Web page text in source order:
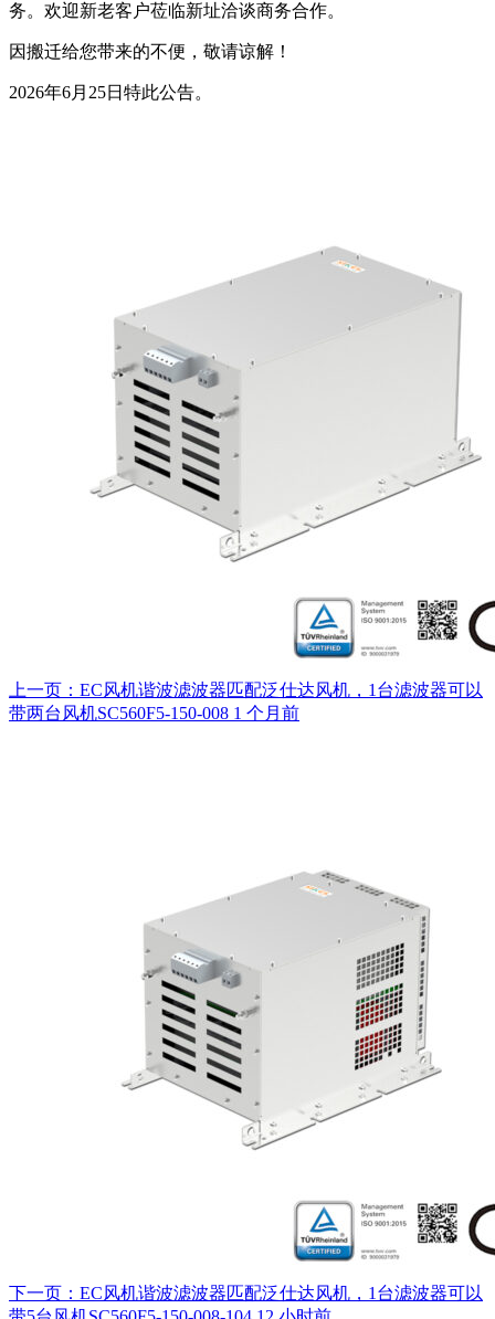
务。欢迎新老客户莅临新址洽谈商务合作。
因搬迁给您带来的不便，敬请谅解！
2026年6月25日特此公告。
上一页：EC风机谐波滤波器匹配泛仕达风机，1台滤波器可以
带两台风机SC560F5-150-008 1 个月前
下一页：EC风机谐波滤波器匹配泛仕达风机，1台滤波器可以